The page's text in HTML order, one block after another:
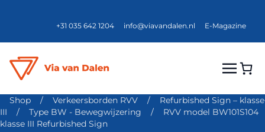
+31 035 642 1204 info@viavandalen.nl E-Magazine
Shop / Verkeersborden RVV /
Refurbished Sign – klasse
III
/ Type BW - Bewegwijzering /
RVV model BW101S104
klasse III Refurbished Sign